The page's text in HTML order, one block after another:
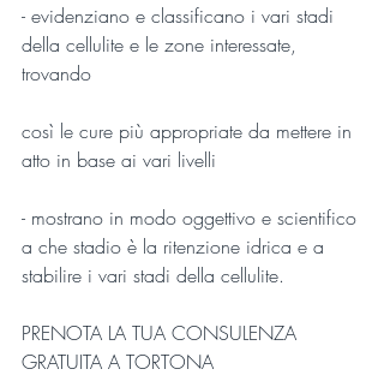
- evidenziano e classificano i vari stadi
della cellulite e le zone interessate,
trovando
così le cure più appropriate da mettere in
atto in base ai vari livelli
- mostrano in modo oggettivo e scientifico
a che stadio è la ritenzione idrica e a
stabilire i vari stadi della cellulite.
PRENOTA LA TUA CONSULENZA
GRATUITA A TORTONA